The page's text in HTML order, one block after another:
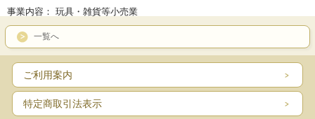
事業内容： 玩具・雑貨等小売業
一覧へ
ご利用案内
特定商取引法表示